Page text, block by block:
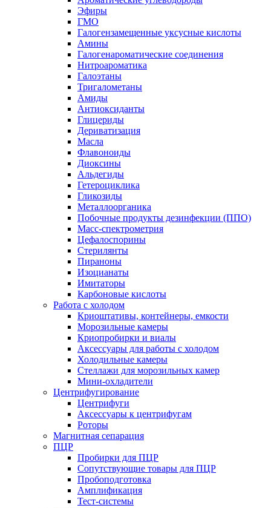
Эфиры
ГМО
Галогензамещенные уксусные кислоты
Амины
Галогенароматические соединения
Нитроароматика
Галоэтаны
Тригалометаны
Амиды
Антиоксиданты
Глицериды
Дериватизация
Масла
Флавоноиды
Диоксины
Альдегиды
Гетероциклика
Гликозиды
Металлоорганика
Побочные продукты дезинфекции (ППО)
Масс-спектрометрия
Цефалоспорины
Стерилянты
Пираноны
Изоцианаты
Имитаторы
Карбоновые кислоты
Работа с холодом
Криоштативы, контейнеры, емкости
Морозильные камеры
Криопробирки и виалы
Аксессуары для работы с холодом
Холодильные камеры
Стеллажи для морозильных камер
Мини-охладители
Центрифугирование
Центрифуги
Аксессуары к центрифугам
Роторы
Магнитная сепарация
ПЦР
Пробирки для ПЦР
Сопутствующие товары для ПЦР
Пробоподготовка
Амплификация
Тест-системы